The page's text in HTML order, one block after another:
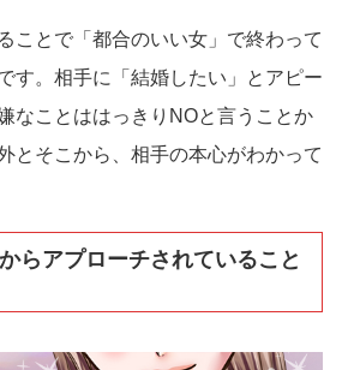
ことで「都合のいい女」で終わって
す。相手に「結婚したい」とアピー
なことははっきりNOと言うことか
とそこから、相手の本心がわかって
らアプローチされていること